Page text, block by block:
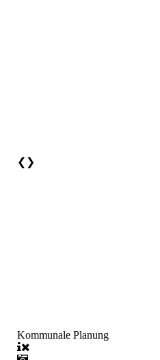
❮ ❯
Kommunale Planung